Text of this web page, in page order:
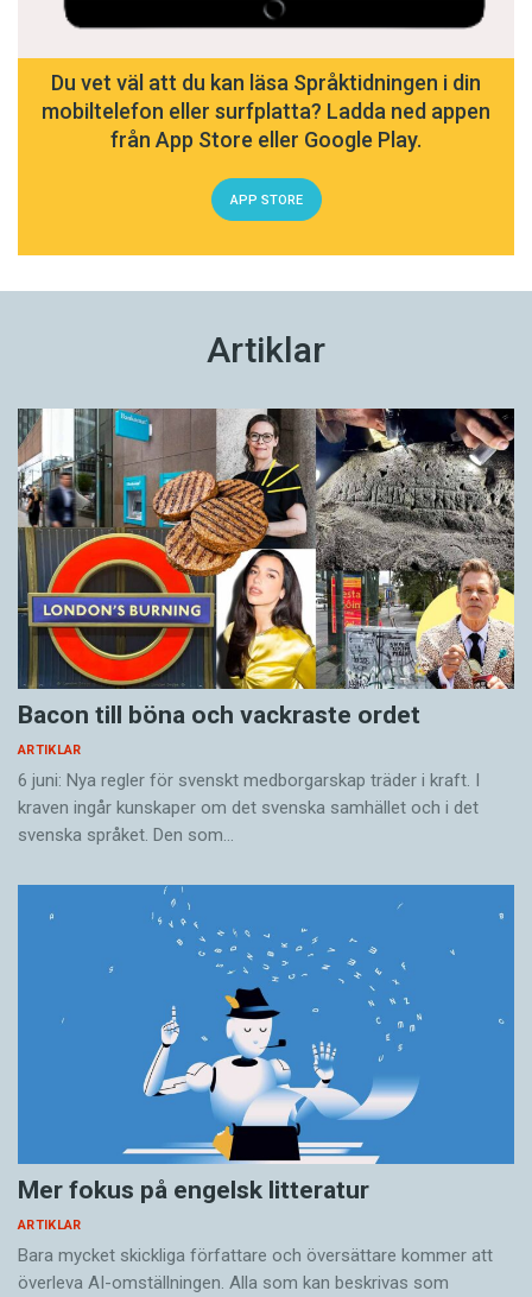
Du vet väl att du kan läsa Språktidningen i din
mobiltelefon eller surfplatta? Ladda ned appen
från App Store eller Google Play.
APP STORE
Artiklar
Bacon till böna och vackraste ordet
ARTIKLAR
6 juni: Nya regler för svenskt medborgarskap träder i kraft. I
kraven ingår kunskaper om det svenska samhället och i det
svenska språket. Den som…
Mer fokus på engelsk litteratur
ARTIKLAR
Bara mycket skickliga författare och översättare ­kommer att
överleva AI-omställningen. Alla som kan beskrivas som